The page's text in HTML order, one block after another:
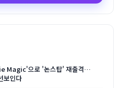
Magic'으로 '논스탑' 재출격…
보인다